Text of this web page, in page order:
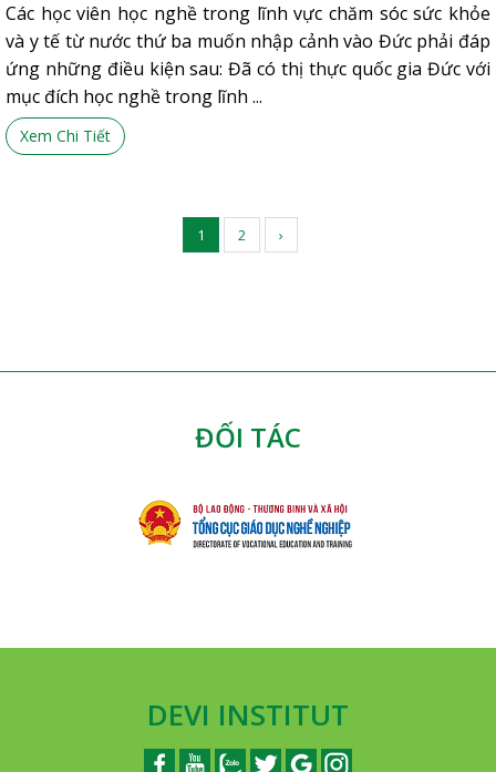
Các học viên học nghề trong lĩnh vực chăm sóc sức khỏe
và y tế từ nước thứ ba muốn nhập cảnh vào Đức phải đáp
ứng những điều kiện sau: Đã có thị thực quốc gia Đức với
mục đích học nghề trong lĩnh ...
Xem Chi Tiết
1 2 ›
ĐỐI TÁC
DEVI INSTITUT